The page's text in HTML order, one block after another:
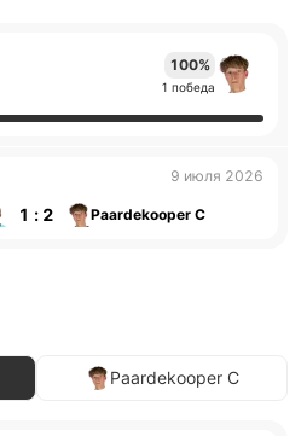
100%
1 победа
9 июля 2026
1 : 2 Paardekooper С
Paardekooper С